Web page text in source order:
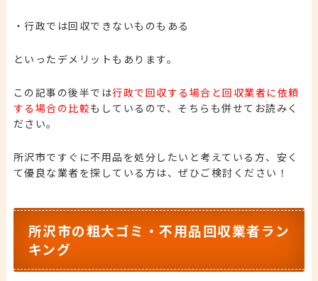
・行政では回収できないものもある
といったデメリットもあります。
この記事の後半では行政で回収する場合と回収業者に依頼
する場合の比較もしているので、そちらも併せてお読みく
ださい。
所沢市ですぐに不用品を処分したいと考えている方、安く
て優良な業者を探している方は、ぜひご検討ください！
所沢市の粗大ゴミ・不用品回収業者ラン
キング